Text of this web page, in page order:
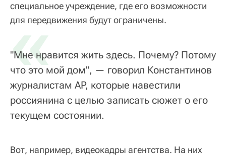
специальное учреждение, где его возможности
для передвижения будут ограничены.
«
"Мне нравится жить здесь. Почему? Потому
что это мой дом", — говорил Константинов
журналистам AP, которые навестили
россиянина с целью записать сюжет о его
текущем состоянии.
Вот, например, видеокадры агентства. На них